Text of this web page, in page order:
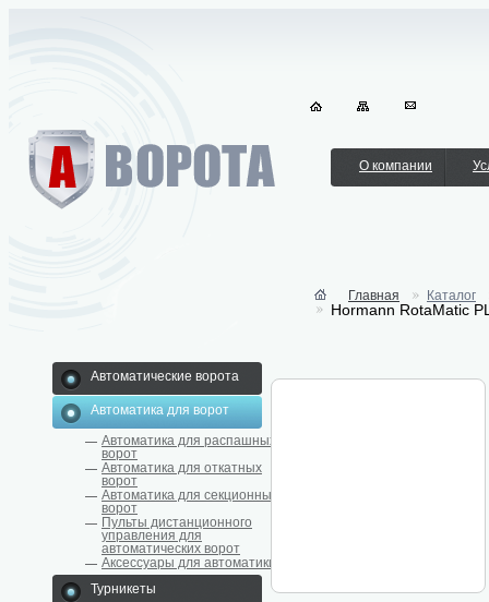
О компании
Автоматические ворота
Автоматика для ворот
Автоматика для распашных
ворот
Автоматика для откатных
ворот
Автоматика для секционных
ворот
Пульты дистанционного
управления для
автоматических ворот
Аксессуары для автоматики
Турникеты
Главная Каталог
Hormann RotaMatic